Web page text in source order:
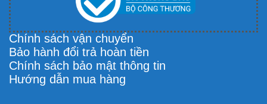
Chính sách vận chuyển
Bảo hành đổi trả hoàn tiền
Chính sách bảo mật thông tin
Hướng dẫn mua hàng